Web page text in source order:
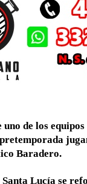
de los
Baradero.
Santa Lucía se